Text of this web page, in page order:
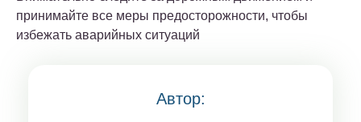
принимайте все меры предосторожности, чтобы
избежать аварийных ситуаций
Автор: